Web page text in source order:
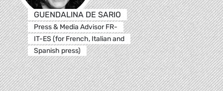
GUENDALINA DE SARIO
Press & Media Advisor FR-
IT-ES (for French, Italian and
Spanish press)